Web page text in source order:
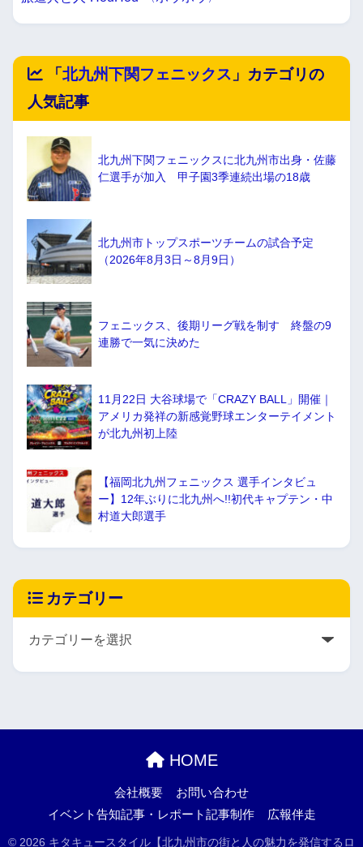
「北九州下関フェニックス 」カテゴリの
人気記事
北九州下関フェニックスに北九州市出身・佐藤
仁選手が加入 甲子園3季連続出場の18歳
北九州市トップスポーツチームの試合予定
（2026年8月3日～8月9日）
フェニックス、後期リーグ戦を制す 終盤の9
連勝で一気に決めた
11月22日 大谷球場で「CRAZY BALL」開催｜
アメリカ発祥の新感覚野球エンターテイメント
が北九州初上陸
【福岡北九州フェニックス 選手インタビュ
ー】12年ぶりに北九州へ!!初代キャプテン・中
村道大郎選手
カテゴリー
HOME
会社概要
お問い合わせ
イベント告知記事・レポート記事制作
広報伴走
© 2026 キタキュースタイル【北九州市の街と人の魅力を発信するロ